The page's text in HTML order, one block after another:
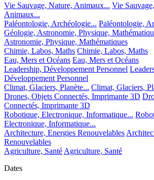
Vie Sauvage, Nature, Animaux... Vie
Animaux...
Paléontologie, Archéologie... Paléontologie,
Géologie, Astronomie, Physique,
Astronomie, Physique, Mathématiques
Chimie, Labos, Maths Chimie, Labos, Maths
Eau, Mers et Océans Eau, Mers et Océans
Leadership, Développement Personnel
Développement Personnel
Climat, Glaciers, Planète... Climat, Glaciers,
Drones, Objets Connectés, Imprimante 3D
Connectés, Imprimante 3D
Robotique, Electronique, Informatique...
Electronique, Informatique...
Architecture, Energies Renouvelables
Renouvelables
Agriculture, Santé Agriculture, Santé
Dates